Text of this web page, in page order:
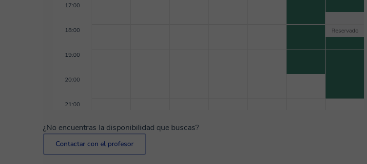
17:00
18:00 Reservado
19:00
20:00
21:00
¿No encuentras la disponibilidad que buscas?
Contactar con el profesor